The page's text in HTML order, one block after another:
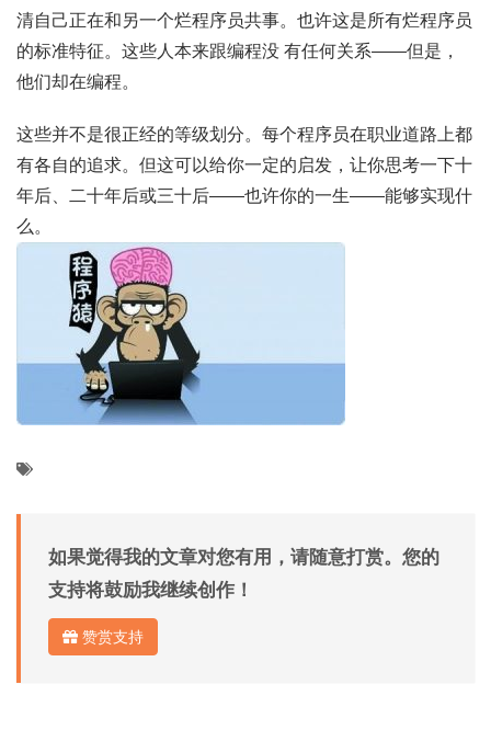
清自己正在和另一个烂程序员共事。也许这是所有烂程序员
的标准特征。这些人本来跟编程没 有任何关系——但是，
他们却在编程。
这些并不是很正经的等级划分。每个程序员在职业道路上都
有各自的追求。但这可以给你一定的启发，让你思考一下十
年后、二十年后或三十后——也许你的一生——能够实现什
么。
如果觉得我的文章对您有用，请随意打赏。您的
支持将鼓励我继续创作！
赞赏支持